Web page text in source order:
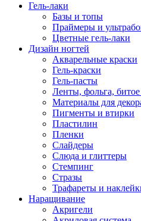
Гель-лаки
Базы и топы
Праймеры и
Цветные гель-лаки
Дизайн ногтей
Акварельные краски
Гель-краски
Гель-пасты
Ленты, фольга, битое
Материалы для
Пигменты и втирки
Пластилин
Пленки
Слайдеры
Слюда и глиттеры
Стемпинг
Стразы
Трафареты и
Наращивание
Акригели